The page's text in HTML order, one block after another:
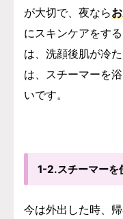
が大切で、夜なら
にスキンケアをす
は、洗顔後肌が冷
は、スチーマーを
いです。
1-2.スチーマーを
今は外出した時、